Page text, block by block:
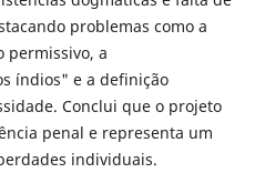
problemas como a
permissivo, a
índios" e a definição
Conclui que o projeto
penal e representa um
individuais.